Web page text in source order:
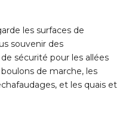
les surfaces de
souvenir des
sécurité pour les allées
de marche, les
et les quais et